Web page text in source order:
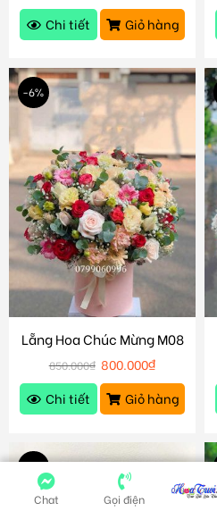
Chi tiết
Giỏ hàng
-6%
Lẵng Hoa Chúc Mừng M08
850.000₫ 800.000₫
Chi tiết
Giỏ hàng
-5%
Chat Gọi điện